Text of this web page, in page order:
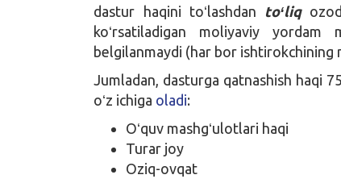
dastur haqini toʻlashdan toʻliq
koʻrsatiladigan moliyaviy
belgilanmaydi (har bor
Jumladan, dasturga qatnashish haqi
oʻz ichiga oladi:
Oʻquv mashgʻulotlari haqi
Turar joy
Oziq-ovqat